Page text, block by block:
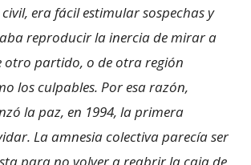
era fácil estimular sospechas y
reproducir la inercia de mirar a
otro partido, o de otra región
los culpables. Por esa razón,
la paz, en 1994, la primera
La amnesia colectiva parecía ser